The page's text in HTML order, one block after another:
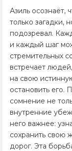
Азиль осознаёт,
только загадки,
подозревал.
и каждый шаг
стремительных
встречает
на свою
остановить его.
сомнение не
внутренние
него важнее:
сохранить свою
дорог. Эта